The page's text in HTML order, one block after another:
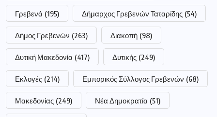
Γρεβενά (195) Δήμαρχος Γρεβενών Ταταρίδης (54)
Δήμος Γρεβενών (263) Διακοπή (98)
Δυτική Μακεδονία (417) Δυτικής (249)
Εκλογές (214) Εμπορικός Σύλλογος Γρεβενών (68)
Μακεδονίας (249) Νέα Δημοκρατία (51)